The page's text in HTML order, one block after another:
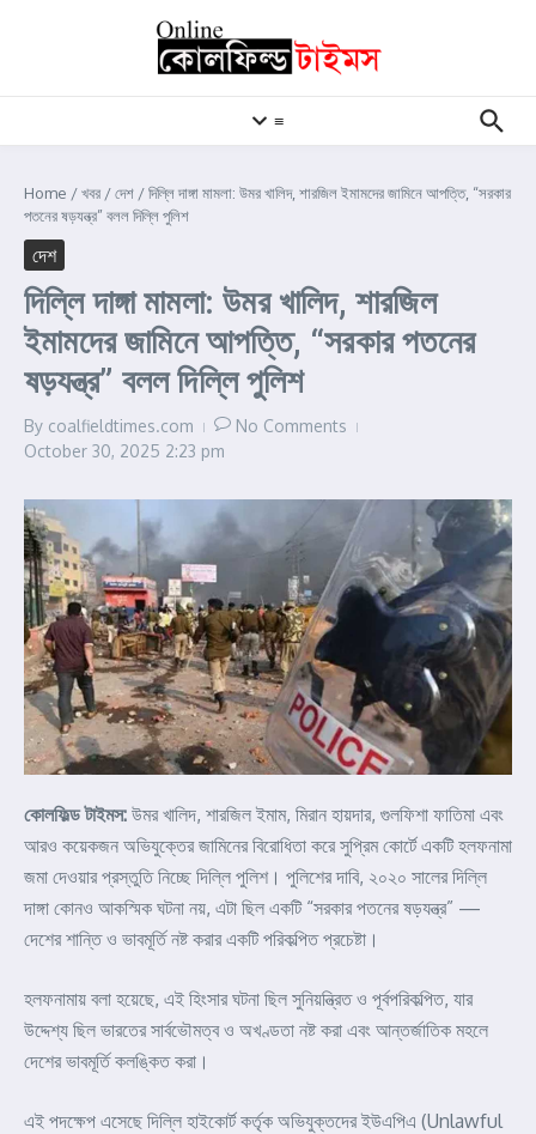
≡
Home /খবর /দেশ /দিল্লি দাঙ্গা মামলা: উমর খালিদ, শারজিল ইমামদের জামিনে আপত্তি, “সরকার
পতনের ষড়যন্ত্র” বলল দিল্লি পুলিশ
দেশ
দিল্লি দাঙ্গা মামলা: উমর খালিদ, শারজিল
ইমামদের জামিনে আপত্তি, “সরকার পতনের
ষড়যন্ত্র” বলল দিল্লি পুলিশ
By coalfieldtimes.com
No Comments
October 30, 2025 2:23 pm
কোলফিল্ড টাইমস: উমর খালিদ, শারজিল ইমাম, মিরান হায়দার, গুলফিশা ফাতিমা এবং
আরও কয়েকজন অভিযুক্তের জামিনের বিরোধিতা করে সুপ্রিম কোর্টে একটি হলফনামা
জমা দেওয়ার প্রস্তুতি নিচ্ছে দিল্লি পুলিশ। পুলিশের দাবি, ২০২০ সালের দিল্লি
দাঙ্গা কোনও আকস্মিক ঘটনা নয়, এটা ছিল একটি “সরকার পতনের ষড়যন্ত্র” —
দেশের শান্তি ও ভাবমূর্তি নষ্ট করার একটি পরিকল্পিত প্রচেষ্টা।
হলফনামায় বলা হয়েছে, এই হিংসার ঘটনা ছিল সুনিয়ন্ত্রিত ও পূর্বপরিকল্পিত, যার
উদ্দেশ্য ছিল ভারতের সার্বভৌমত্ব ও অখণ্ডতা নষ্ট করা এবং আন্তর্জাতিক মহলে
দেশের ভাবমূর্তি কলঙ্কিত করা।
এই পদক্ষেপ এসেছে দিল্লি হাইকোর্ট কর্তৃক অভিযুক্তদের ইউএপিএ (Unlawful